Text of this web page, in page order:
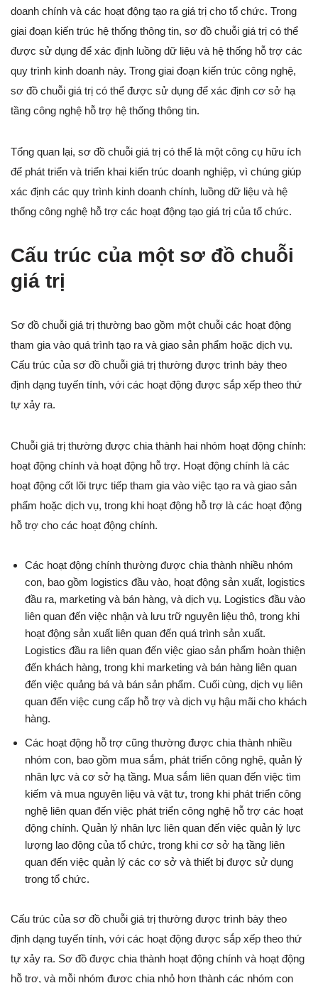
doanh chính và các hoạt động tạo ra giá trị cho tổ chức. Trong
giai đoạn kiến trúc hệ thống thông tin, sơ đồ chuỗi giá trị có thể
được sử dụng để xác định luồng dữ liệu và hệ thống hỗ trợ các
quy trình kinh doanh này. Trong giai đoạn kiến trúc công nghệ,
sơ đồ chuỗi giá trị có thể được sử dụng để xác định cơ sở hạ
tầng công nghệ hỗ trợ hệ thống thông tin.
Tổng quan lại, sơ đồ chuỗi giá trị có thể là một công cụ hữu ích
để phát triển và triển khai kiến trúc doanh nghiệp, vì chúng giúp
xác định các quy trình kinh doanh chính, luồng dữ liệu và hệ
thống công nghệ hỗ trợ các hoạt động tạo giá trị của tổ chức.
Cấu trúc của một sơ đồ chuỗi
giá trị
Sơ đồ chuỗi giá trị thường bao gồm một chuỗi các hoạt động
tham gia vào quá trình tạo ra và giao sản phẩm hoặc dịch vụ.
Cấu trúc của sơ đồ chuỗi giá trị thường được trình bày theo
định dạng tuyến tính, với các hoạt động được sắp xếp theo thứ
tự xảy ra.
Chuỗi giá trị thường được chia thành hai nhóm hoạt động chính:
hoạt động chính và hoạt động hỗ trợ. Hoạt động chính là các
hoạt động cốt lõi trực tiếp tham gia vào việc tạo ra và giao sản
phẩm hoặc dịch vụ, trong khi hoạt động hỗ trợ là các hoạt động
hỗ trợ cho các hoạt động chính.
Các hoạt động chính thường được chia thành nhiều nhóm
con, bao gồm logistics đầu vào, hoạt động sản xuất, logistics
đầu ra, marketing và bán hàng, và dịch vụ. Logistics đầu vào
liên quan đến việc nhận và lưu trữ nguyên liệu thô, trong khi
hoạt động sản xuất liên quan đến quá trình sản xuất.
Logistics đầu ra liên quan đến việc giao sản phẩm hoàn thiện
đến khách hàng, trong khi marketing và bán hàng liên quan
đến việc quảng bá và bán sản phẩm. Cuối cùng, dịch vụ liên
quan đến việc cung cấp hỗ trợ và dịch vụ hậu mãi cho khách
hàng.
Các hoạt động hỗ trợ cũng thường được chia thành nhiều
nhóm con, bao gồm mua sắm, phát triển công nghệ, quản lý
nhân lực và cơ sở hạ tầng. Mua sắm liên quan đến việc tìm
kiếm và mua nguyên liệu và vật tư, trong khi phát triển công
nghệ liên quan đến việc phát triển công nghệ hỗ trợ các hoạt
động chính. Quản lý nhân lực liên quan đến việc quản lý lực
lượng lao động của tổ chức, trong khi cơ sở hạ tầng liên
quan đến việc quản lý các cơ sở và thiết bị được sử dụng
trong tổ chức.
Cấu trúc của sơ đồ chuỗi giá trị thường được trình bày theo
định dạng tuyến tính, với các hoạt động được sắp xếp theo thứ
tự xảy ra. Sơ đồ được chia thành hoạt động chính và hoạt động
hỗ trợ, và mỗi nhóm được chia nhỏ hơn thành các nhóm con